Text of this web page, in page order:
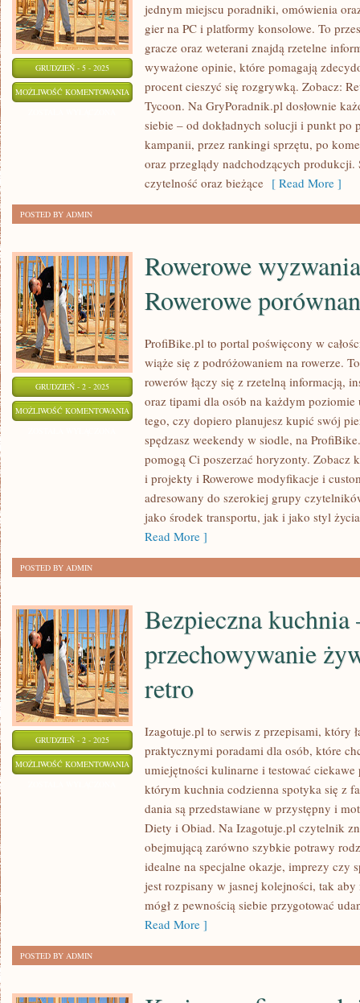
GRUDZIEŃ - 5 - 2025
MOŻLIWOŚĆ KOMENTOWANIA
NAUKI
JĘZYKÓW
jednym miejscu poradniki, omówienia
gier na PC i platformy konsolowe. To
gracze oraz weterani znajdą rzetelne
wyważone opinie, które pomagają
procent cieszyć się rozgrywką. Zobacz:
Tycoon. Na GryPoradnik.pl dosłownie
siebie – od dokładnych solucji i punkt po
kampanii, przez rankingi sprzętu, po
oraz przeglądy nadchodzących produkcji.
czytelność oraz bieżące [ Read More ]
POSTED BY ADMIN
GRUDZIEŃ - 2 - 2025
MOŻLIWOŚĆ KOMENTOWANIA
WYZWANIA
PORÓWNANIA
Rowerowe
Rowerowe
ProfiBike.pl to portal poświęcony w
wiąże się z podróżowaniem na rowerze.
rowerów łączy się z rzetelną informacją,
oraz tipami dla osób na każdym
tego, czy dopiero planujesz kupić swój
spędzasz weekendy w siodle, na
pomogą Ci poszerzać horyzonty. Zobacz
i projekty i Rowerowe modyfikacje i
adresowany do szerokiej grupy
jako środek transportu, jak i jako styl
Read More ]
POSTED BY ADMIN
GRUDZIEŃ - 2 - 2025
MOŻLIWOŚĆ KOMENTOWANIA
KUCHNIA
HIGIENA
PRZECHOWYWANIE
ŻYWNOŚCI
DANIA
RETRO
Bezpieczna
przechowywanie
retro
Izagotuje.pl to serwis z przepisami, który
praktycznymi poradami dla osób, które
umiejętności kulinarne i testować
którym kuchnia codzienna spotyka się z
dania są przedstawiane w przystępny i
Diety i Obiad. Na Izagotuje.pl czytelnik
obejmującą zarówno szybkie potrawy
idealne na specjalne okazje, imprezy czy
jest rozpisany w jasnej kolejności, tak
mógł z pewnością siebie przygotować
Read More ]
POSTED BY ADMIN